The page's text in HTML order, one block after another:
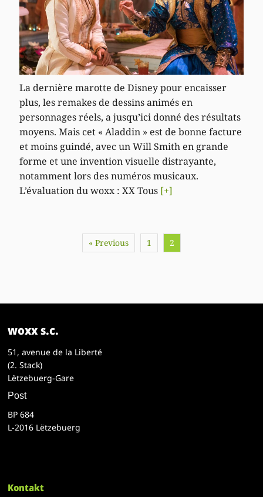
La dernière marotte de Disney pour encaisser
plus, les remakes de dessins animés en
personnages réels, a jusqu’ici donné des résultats
moyens. Mais cet « Aladdin » est de bonne facture
et moins guindé, avec un Will Smith en grande
forme et une invention visuelle distrayante,
notamment lors des numéros musicaux.
L’évaluation du woxx : XX Tous [+]
« Previous 1 2
woxx s.c.
51, avenue de la Liberté
(2. Stack)
Lëtzebuerg-Gare
Post
BP 684
L-2016 Lëtzebuerg
Kontakt